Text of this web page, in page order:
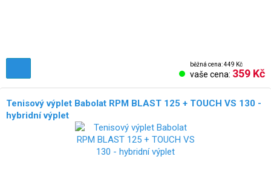
běžná cena: 449 Kč
vaše cena: 359 Kč
Tenisový výplet Babolat RPM BLAST 125 + TOUCH VS 130 -
hybridní výplet